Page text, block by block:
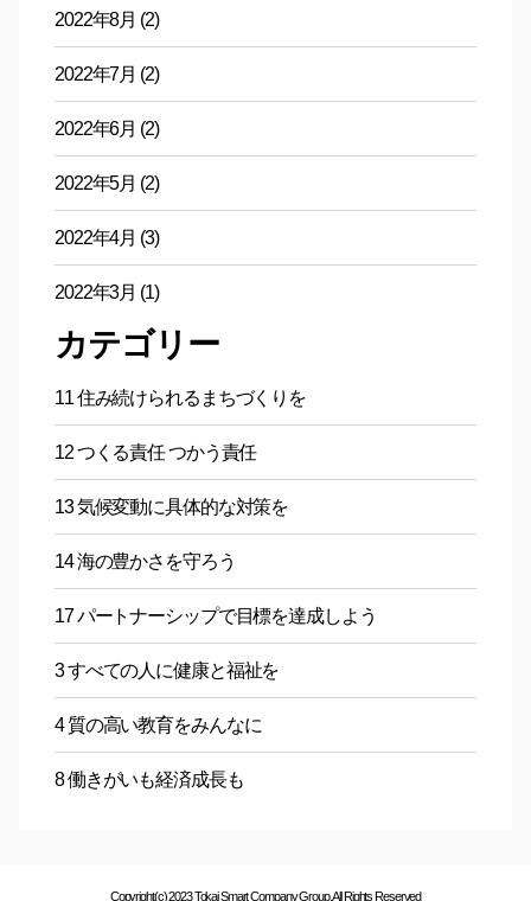
2022年8月 (2)
2022年7月 (2)
2022年6月 (2)
2022年5月 (2)
2022年4月 (3)
2022年3月 (1)
カテゴリー
11 住み続けられるまちづくりを
12 つくる責任 つかう責任
13 気候変動に具体的な対策を
14 海の豊かさを守ろう
17 パートナーシップで目標を達成しよう
3 すべての人に健康と福祉を
4 質の高い教育をみんなに
8 働きがいも経済成長も
Copyright(c) 2023 Tokai Smart Company Group. All Rights Reserved